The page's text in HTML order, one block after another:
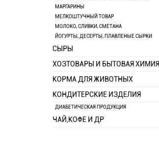
МАРГАРИНЫ
МЕЛКОШТУЧНЫЙ ТОВАР
МОЛОКО, СЛИВКИ, СМЕТАНА
ЙОГУРТЫ, ДЕСЕРТЫ, ПЛАВЛЕНЫЕ СЫРКИ
СЫРЫ
ХОЗТОВАРЫ И БЫТОВАЯ ХИМИЯ
КОРМА ДЛЯ ЖИВОТНЫХ
КОНДИТЕРСКИЕ ИЗДЕЛИЯ
ДИАБЕТИЧЕСКАЯ ПРОДУКЦИЯ
ЧАЙ,КОФЕ И ДР